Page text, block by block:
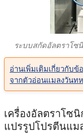
ระบบสกัดอัลตราโซ
อ่านเพิ่มเติมเกี่ยวกับ
จากตัวอ่อนแมลงวันท
เครื่องอัลตราโซ
แปรรูปโปรตีนแม